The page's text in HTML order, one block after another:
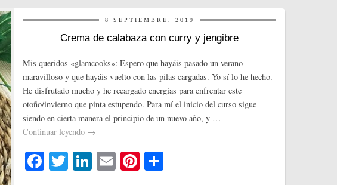
8 SEPTIEMBRE, 2019
Crema de calabaza con curry y jengibre
Mis queridos «glamcooks»: Espero que hayáis pasado un verano
maravilloso y que hayáis vuelto con las pilas cargadas. Yo sí lo he hecho.
He disfrutado mucho y he recargado energías para enfrentar este
otoño/invierno que pinta estupendo. Para mí el inicio del curso sigue
siendo en cierta manera el principio de un nuevo año, y …
Continuar leyendo →
Fa T Li E Pi